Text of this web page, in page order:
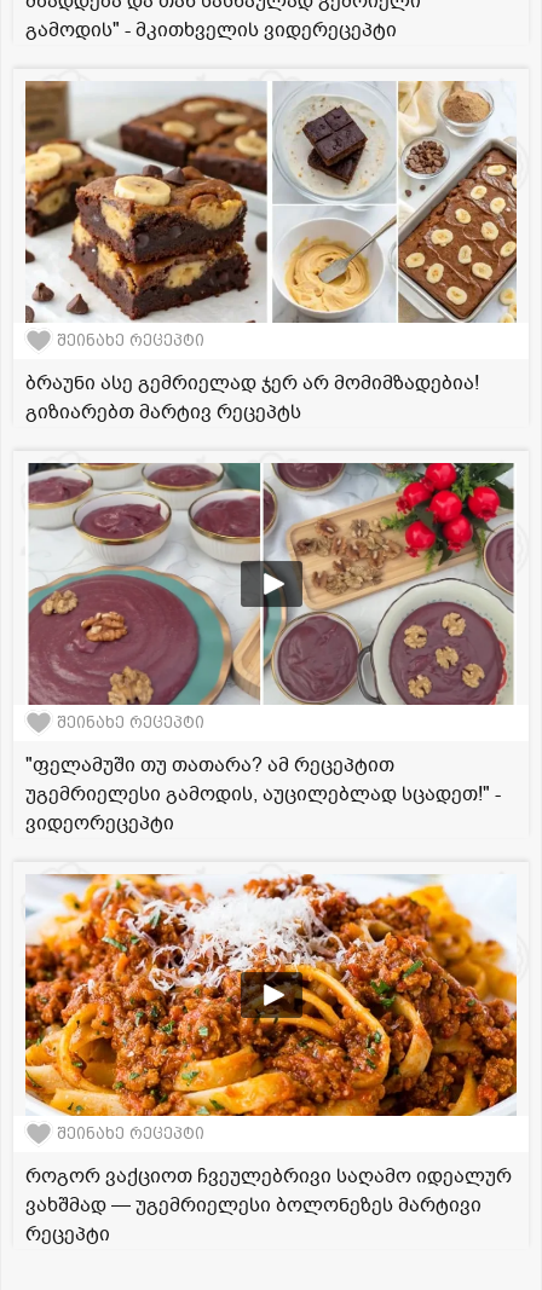
გამოდის" - მკითხველის ვიდერეცეპტი
შეინახე რეცეპტი
ბრაუნი ასე გემრიელად ჯერ არ მომიმზადებია!
გიზიარებთ მარტივ რეცეპტს
შეინახე რეცეპტი
"ფელამუში თუ თათარა? ამ რეცეპტით
უგემრიელესი გამოდის, აუცილებლად სცადეთ!" -
ვიდეორეცეპტი
შეინახე რეცეპტი
როგორ ვაქციოთ ჩვეულებრივი საღამო იდეალურ
ვახშმად — უგემრიელესი ბოლონეზეს მარტივი
რეცეპტი